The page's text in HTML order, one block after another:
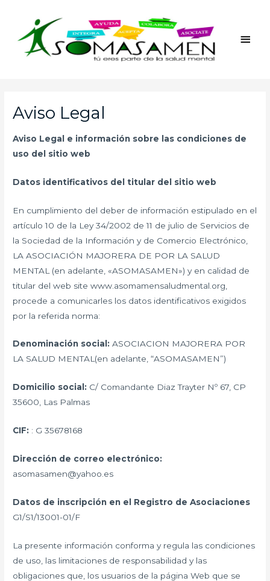
contenido
Aviso Legal
Aviso Legal e información sobre las condiciones de
uso del sitio web
Datos identificativos del titular del sitio web
En cumplimiento del deber de información estipulado en el
artículo 10 de la Ley 34/2002 de 11 de julio de Servicios de
la Sociedad de la Información y de Comercio Electrónico,
LA ASOCIACIÓN MAJORERA DE POR LA SALUD
MENTAL (en adelante, «ASOMASAMEN») y en calidad de
titular del web site www.asomamensaludmental.org,
procede a comunicarles los datos identificativos exigidos
por la referida norma:
Denominación social:ASOCIACION MAJORERA POR
LA SALUD MENTAL(en adelante, “ASOMASAMEN”)
Domicilio social: C/ Comandante Diaz Trayter Nº 67, CP
35600, Las Palmas
CIF: : G 35678168
Dirección de correo electrónico:
asomasamen@yahoo.es
Datos de inscripción en el Registro de Asociaciones
G1/S1/13001-01/F
La presente información conforma y regula las condiciones
de uso, las limitaciones de responsabilidad y las
obligaciones que, los usuarios de la página Web que se